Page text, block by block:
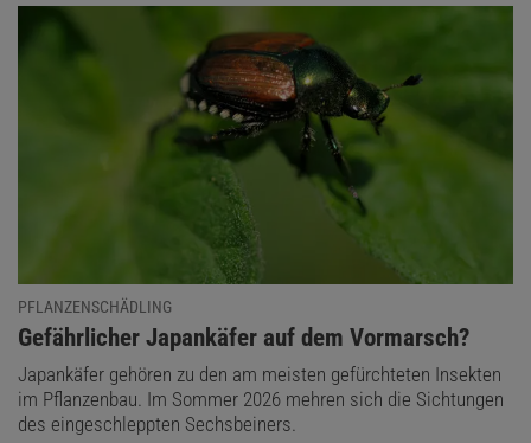
PFLANZENSCHÄDLING
:
Gefährlicher Japankäfer auf dem Vormarsch?
Japankäfer gehören zu den am meisten gefürchteten Insekten
im Pflanzenbau. Im Sommer 2026 mehren sich die Sichtungen
des eingeschleppten Sechsbeiners.